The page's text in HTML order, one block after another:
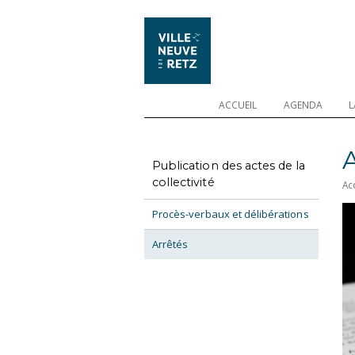
ACCUEIL AGENDA
Publication des actes de la
collectivité
Procès-verbaux et délibérations
Arrêtés